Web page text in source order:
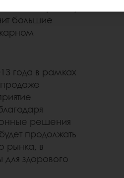
и экспертному
большие
года в рамках
решения
продолжать
рынка, в
здорового